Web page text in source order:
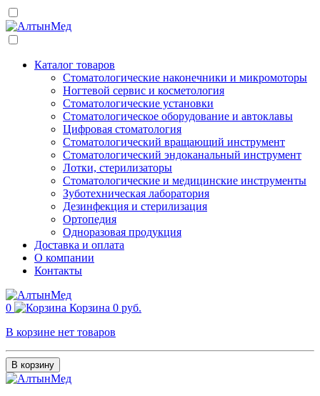
Каталог товаров
Стоматологические наконечники и микромоторы
Ногтевой сервис и косметология
Стоматологические установки
Стоматологическое оборудование и автоклавы
Цифровая стоматология
Стоматологический вращающий инструмент
Стоматологический эндоканальный инструмент
Лотки, стерилизаторы
Стоматологические и медицинские инструменты
Зуботехническая лаборатория
Дезинфекция и стерилизация
Ортопедия
Одноразовая продукция
Доставка и оплата
О компании
Контакты
0 Корзина 0 руб.
В корзине нет товаров
В корзину